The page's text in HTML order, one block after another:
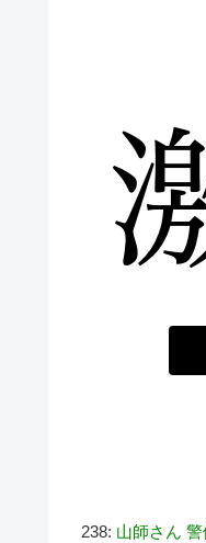
238: 山師さん 警